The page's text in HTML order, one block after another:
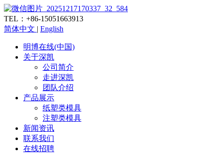
TEL：+86-15051663913
简体中文 | English
明博在线(中国)
关于深凯
公司简介
走进深凯
团队介绍
产品展示
纸塑类模具
注塑类模具
新闻资讯
联系我们
在线招聘